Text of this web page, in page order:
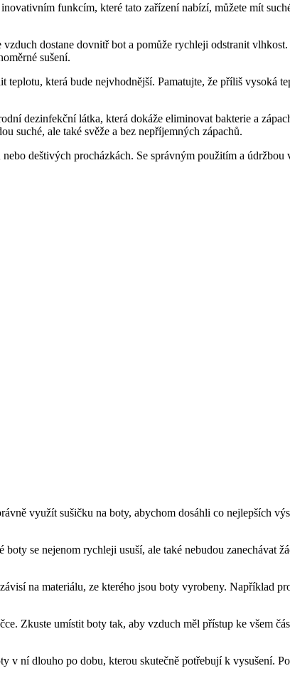
funkcím, které tato zařízení nabízí, můžete mít
dostane dovnitř bot a pomůže rychleji odstranit
sušení.
která bude nejvhodnější. Pamatujte, že příliš vysoká⁢
dezinfekční látka, která dokáže eliminovat bakterie a
suché, ale⁣ také svěže a bez nepříjemných zápachů.
deštivých procházkách. Se správným použitím a údržbou
využít​ sušičku​ na boty,⁣ abychom dosáhli co nejlepších
boty se nejenom rychleji usuší, ale také nebudou ‍zanechávat
na materiálu, ze kterého jsou boty vyrobeny. Například
Zkuste umístit boty ​tak,​ aby vzduch měl přístup ke všem
v ní dlouho po dobu, kterou skutečně potřebují‌ k vysušení.